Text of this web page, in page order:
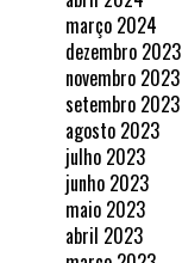
março 2024
dezembro 2023
novembro 2023
setembro 2023
agosto 2023
julho 2023
junho 2023
maio 2023
abril 2023